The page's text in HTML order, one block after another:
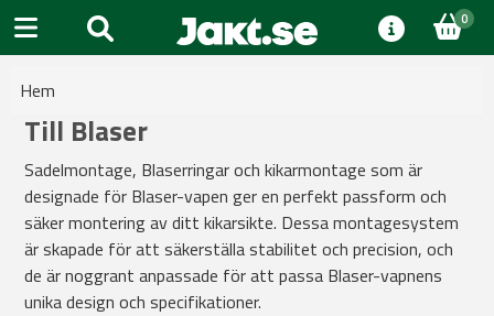
0
Hem
Till Blaser
Sadelmontage, Blaserringar och kikarmontage som är
designade för Blaser-vapen ger en perfekt passform och
säker montering av ditt kikarsikte. Dessa montagesystem
är skapade för att säkerställa stabilitet och precision, och
de är noggrant anpassade för att passa Blaser-vapnens
unika design och specifikationer.